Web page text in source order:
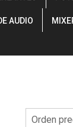
AUDIO